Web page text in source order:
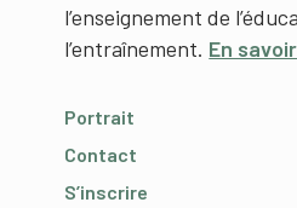
l’enseignement de
l’entraînement. En
Portrait
Contact
S’inscrire